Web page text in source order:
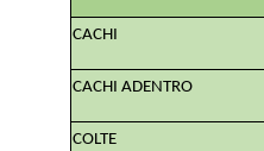
CACHI
CACHI ADENTRO
COLTE